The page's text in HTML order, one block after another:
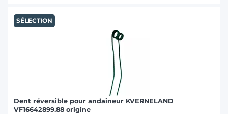
SÉLECTION
Dent réversible pour andaineur KVERNELAND
VF16642899.88 origine